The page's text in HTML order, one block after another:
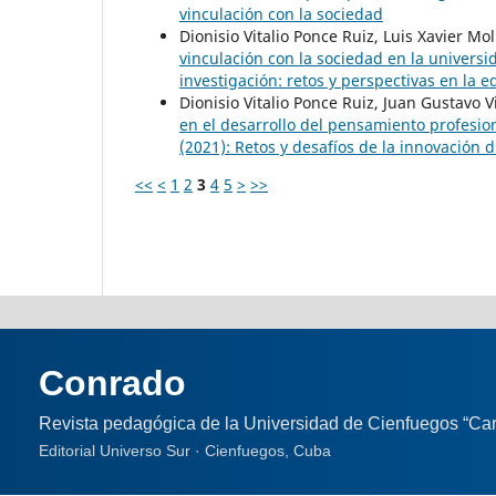
vinculación con la sociedad
Dionisio Vitalio Ponce Ruiz, Luis Xavier
vinculación con la sociedad en la
investigación: retos y perspectivas en la
Dionisio Vitalio Ponce Ruiz, Juan Gustavo
en el desarrollo del pensamiento
(2021): Retos y desafíos de la
<< < 1 2 3 4 5 > >>
Conrado
Revista pedagógica de la Universidad de Cienfuegos
Editorial Universo Sur · Cienfuegos, Cuba